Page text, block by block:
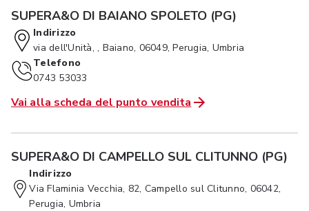
SUPERA&O DI BAIANO SPOLETO (PG)
Indirizzo
via dell'Unità, , Baiano, 06049, Perugia, Umbria
Telefono
0743 53033
Vai alla scheda del punto vendita
SUPERA&O DI CAMPELLO SUL CLITUNNO (PG)
Indirizzo
Via Flaminia Vecchia, 82, Campello sul Clitunno, 06042,
Perugia, Umbria